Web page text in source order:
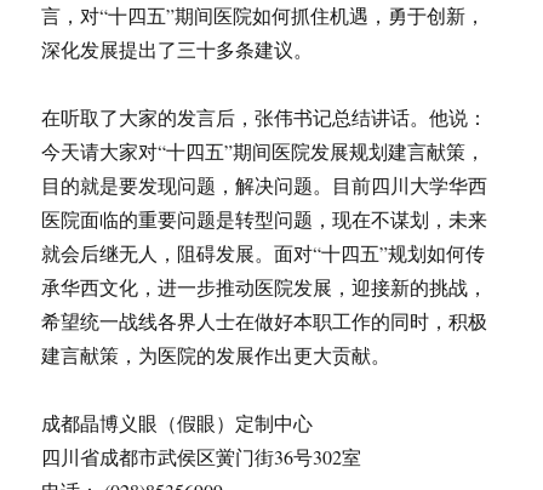
言，对“十四五”期间医院如何抓住机遇，勇于创新，
深化发展提出了三十多条建议。
在听取了大家的发言后，张伟书记总结讲话。他说：
今天请大家对“十四五”期间医院发展规划建言献策，
目的就是要发现问题，解决问题。目前四川大学华西
医院面临的重要问题是转型问题，现在不谋划，未来
就会后继无人，阻碍发展。面对“十四五”规划如何传
承华西文化，进一步推动医院发展，迎接新的挑战，
希望统一战线各界人士在做好本职工作的同时，积极
建言献策，为医院的发展作出更大贡献。
成都晶博义眼（假眼）定制中心
四川省成都市武侯区黉门街36号302室